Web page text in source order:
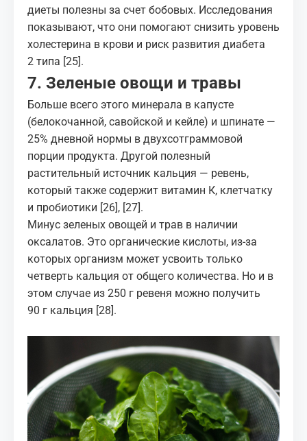
диеты полезны за счет бобовых. Исследования
показывают, что они помогают снизить уровень
холестерина в крови и риск развития диабета
2 типа [25].
7. Зеленые овощи и травы
Больше всего этого минерала в капусте
(белокочанной, савойской и кейле) и шпинате —
25% дневной нормы в двухсотграммовой
порции продукта. Другой полезный
растительный источник кальция — ревень,
который также содержит витамин К, клетчатку
и пробиотики [26], [27].
Минус зеленых овощей и трав в наличии
оксалатов. Это органические кислоты, из-за
которых организм может усвоить только
четверть кальция от общего количества. Но и в
этом случае из 250 г ревеня можно получить
90 г кальция [28].